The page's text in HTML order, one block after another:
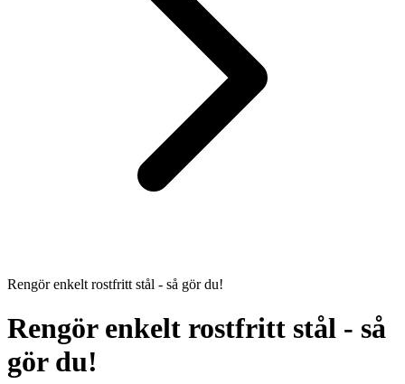
Rengör enkelt rostfritt stål - så gör du!
Rengör enkelt rostfritt stål - så
gör du!